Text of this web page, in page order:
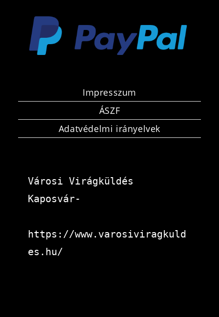
Impresszum
ÁSZF
Adatvédelmi irányelvek
Városi Virágküldés
Kaposvár-
https://www.varosiviragkuld
es.hu/